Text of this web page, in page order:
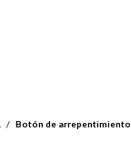
/ Botón de arrepentimiento